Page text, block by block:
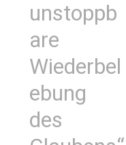
unstoppb
are
Wiederbel
ebung
des